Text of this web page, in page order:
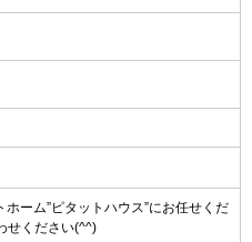
ーム”ピタットハウス”にお任せくだ
せください(^^)